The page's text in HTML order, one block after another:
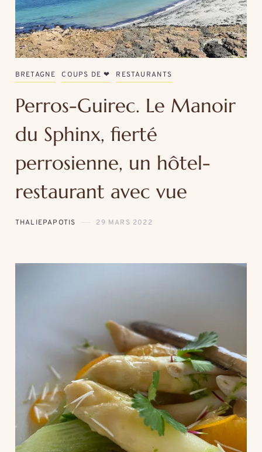
BRETAGNE COUPS DE ❤ RESTAURANTS
Perros-Guirec. Le Manoir
du Sphinx, fierté
perrosienne, un hôtel-
restaurant avec vue
THALIEPAPOTIS 29 MARS 2022